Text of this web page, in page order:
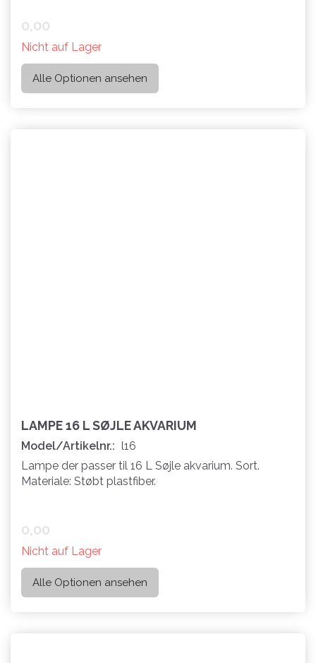
0,00
Nicht auf Lager
Alle Optionen ansehen
LAMPE 16 L SØJLE AKVARIUM
Model/Artikelnr.: l16
Lampe der passer til 16 L Søjle akvarium. Sort.
Materiale: Støbt plastfiber.
0,00
Nicht auf Lager
Alle Optionen ansehen